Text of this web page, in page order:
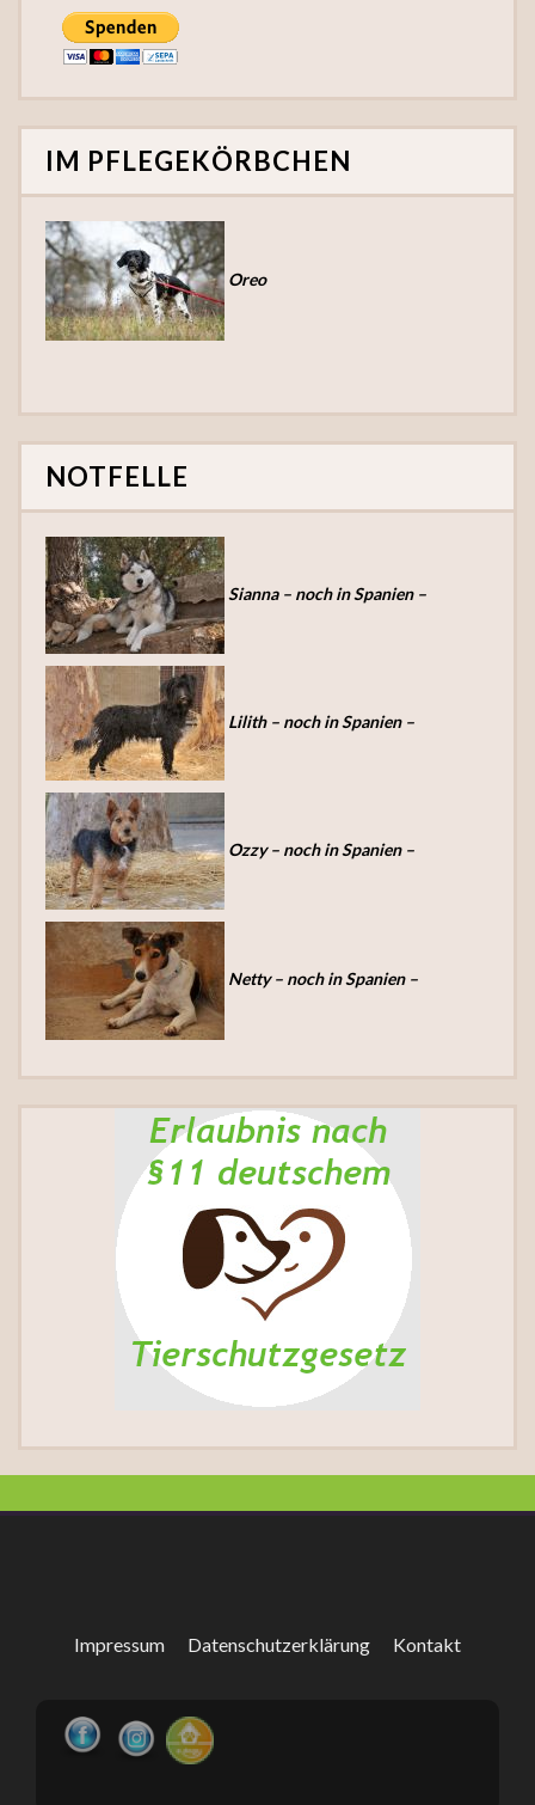
IM PFLEGEKÖRBCHEN
Oreo
NOTFELLE
Sianna – noch in Spanien –
Lilith – noch in Spanien –
Ozzy – noch in Spanien –
Netty – noch in Spanien –
Impressum Datenschutzerklärung Kontakt